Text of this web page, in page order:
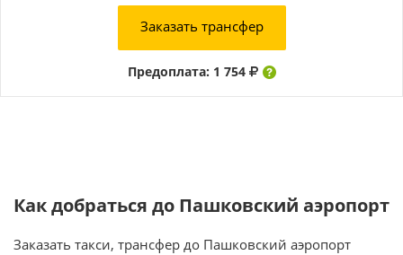
Заказать трансфер
Предоплата: 1 754
Как добраться до Пашковский аэропорт
Заказать такси, трансфер до Пашковский аэропорт